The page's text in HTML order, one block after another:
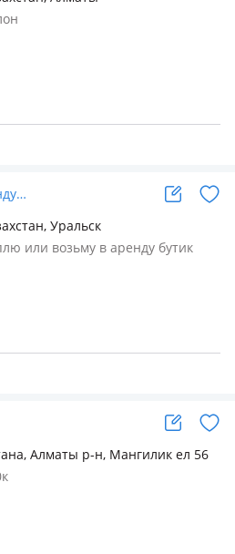
Уральск
или возьму в аренду бутик
Алматы р-н, Мангилик ел 56